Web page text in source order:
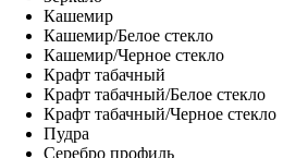
Кашемир
Кашемир/Белое стекло
Кашемир/Черное стекло
Крафт табачный
Крафт табачный/Белое стекло
Крафт табачный/Черное стекло
Пудра
Серебро профиль